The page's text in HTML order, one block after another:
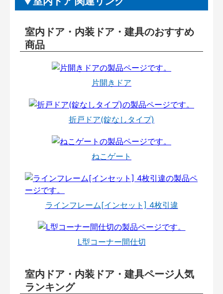
室内ドア・内装ドア・建具のおすすめ
商品
片開きドア
折戸ドア(錠なしタイプ)
ねこゲート
ラインフレーム[インセット] 4枚引違
L型コーナー間仕切
室内ドア・内装ドア・建具ページ人気
ランキング